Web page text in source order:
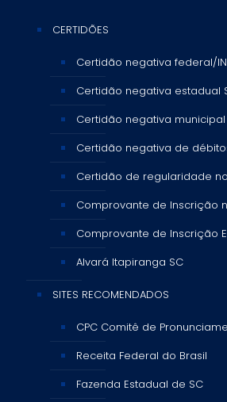
CERTIDÕES
Certidão negativa federal/
Certidão negativa estadual
Certidão negativa
Certidão negativa de
Certidão de regularidade no
Comprovante de Inscrição
Comprovante de Inscrição
Alvará Itapiranga SC
SITES RECOMENDADOS
CPC Comitê de
Receita Federal do Brasil
Fazenda Estadual de SC